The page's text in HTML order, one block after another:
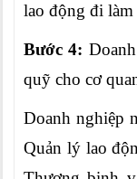
lao động đi
Bước 4:
quỹ cho cơ
Doanh nghiệp
Quản lý lao